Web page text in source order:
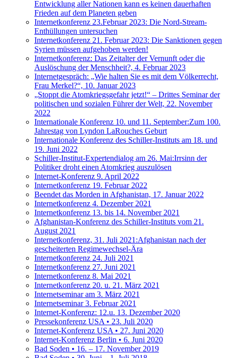
Entwicklung aller Nationen kann es keinen dauerhaften
Frieden auf dem Planeten geben
Internetkonferenz 23.Februar 2023: Die Nord-Stream-
Enthüllungen untersuchen
Internetkonferenz 21. Februar 2023: Die Sanktionen gegen
Syrien müssen aufgehoben werden!
Internetkonferenz: Das Zeitalter der Vernunft oder die
Auslöschung der Menschheit?, 4. Februar 2023
Internetgespräch: „Wie halten Sie es mit dem Völkerrecht,
Frau Merkel?“, 10. Januar 2023
„Stoppt die Atomkriegsgefahr jetzt!“ – Drittes Seminar der
politischen und sozialen Führer der Welt, 22. November
2022
Internationale Konferenz 10. und 11. September:Zum 100.
Jahrestag von Lyndon LaRouches Geburt
Internationale Konferenz des Schiller-Instituts am 18. und
19. Juni 2022
Schiller-Institut-Expertendialog am 26. Mai:Irrsinn der
Politiker droht einen Atomkrieg auszulösen
Internet-Konferenz 9. April 2022
Internetkonferenz 19. Februar 2022
Beendet das Morden in Afghanistan, 17. Januar 2022
Internetkonferenz 4. Dezember 2021
Internetkonferenz 13. bis 14. November 2021
Afghanistan-Konferenz des Schiller-Instituts vom 21.
August 2021
Internetkonferenz, 31. Juli 2021:Afghanistan nach der
gescheiterten Regimewechsel-Ära
Internetkonferenz 24. Juli 2021
Internetkonferenz 27. Juni 2021
Internetkonferenz 8. Mai 2021
Internetkonferenz 20. u. 21. März 2021
Internetseminar am 3. März 2021
Internetseminar 3. Februar 2021
Internet-Konferenz: 12.u. 13. Dezember 2020
Pressekonferenz USA • 23. Juli 2020
Internet-Konferenz USA • 27. Juni 2020
Internet-Konferenz Berlin • 6. Juni 2020
Bad Soden • 16. – 17. November 2019